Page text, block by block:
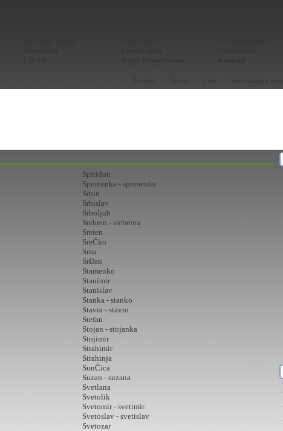
Spiridon
Spomenka - spomenko
Srbin
Srbislav
Srboljub
Srebren - srebrena
Sreten
SreĆko
Srna
SrĐan
Stamenko
Stanimir
Stanislav
Stanka - stanko
Stavra - stavro
Stefan
Stojan - stojanka
Stojimir
Strahimir
Strahinja
SunČica
Suzan - suzana
Svetlana
Svetolik
Svetomir - svetimir
Svetoslav - svetislav
Svetozar